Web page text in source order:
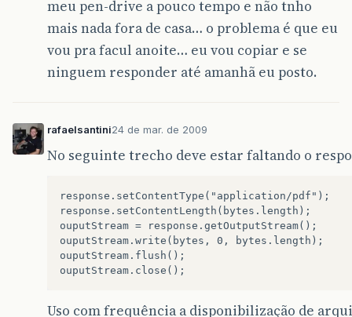
meu pen-drive a pouco tempo e não tnho
mais nada fora de casa… o problema é que eu
vou pra facul anoite… eu vou copiar e se
ninguem responder até amanhã eu posto.
rafaelsantini24 de mar. de 2009
No seguinte trecho deve estar faltando o
response.setContentType("application/pdf");
response.setContentLength(bytes.length);
ouputStream = response.getOutputStream();
ouputStream.write(bytes, 0, bytes.length);
ouputStream.flush();
Uso com frequência a disponibilização de